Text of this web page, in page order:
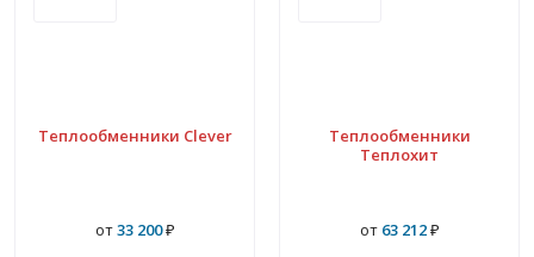
Теплообменники Clever
от33 200₽
Теплообменники
Теплохит
от63 212₽